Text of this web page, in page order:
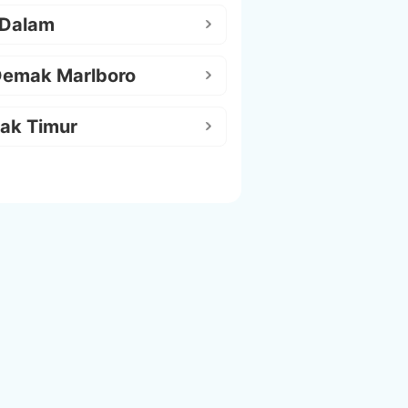
Marlboro
Timur